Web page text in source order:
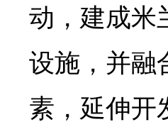
动，建成米
设施，并融
素，延伸开